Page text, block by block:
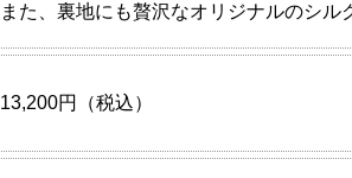
また、裏地にも贅沢なオリジナルのシル
13,200円（税込）